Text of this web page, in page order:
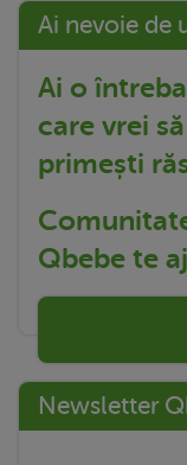
Ai nevoie de
Ai o
care vrei să
primești
Qbebe te
Newsletter